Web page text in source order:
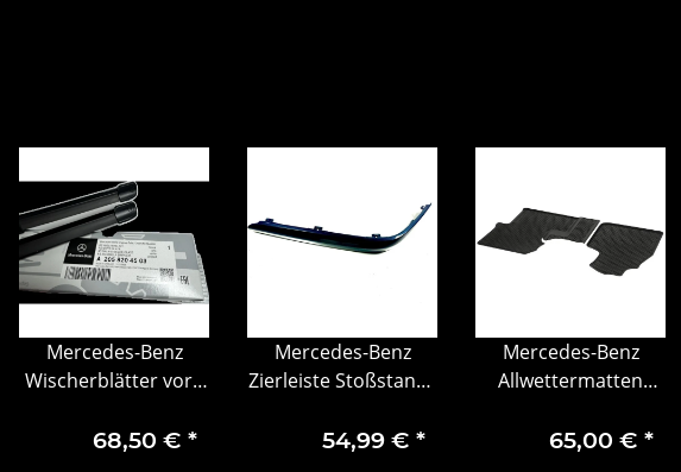
Mercedes-Benz
Wischerblätter vorn
und EQC 293
68,50 € *
Mercedes-Benz
Zierleiste Stoßstange
54,99 € *
Mercedes-Benz
Allwettermatten
Fahrer- &
65,00 € *